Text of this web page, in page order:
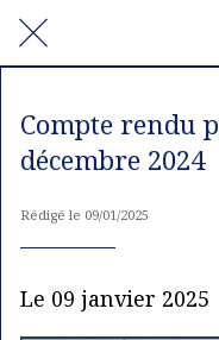
Compte rendu
décembre 2024
Rédigé le 09/01/2025
Le 09 janvier 2025